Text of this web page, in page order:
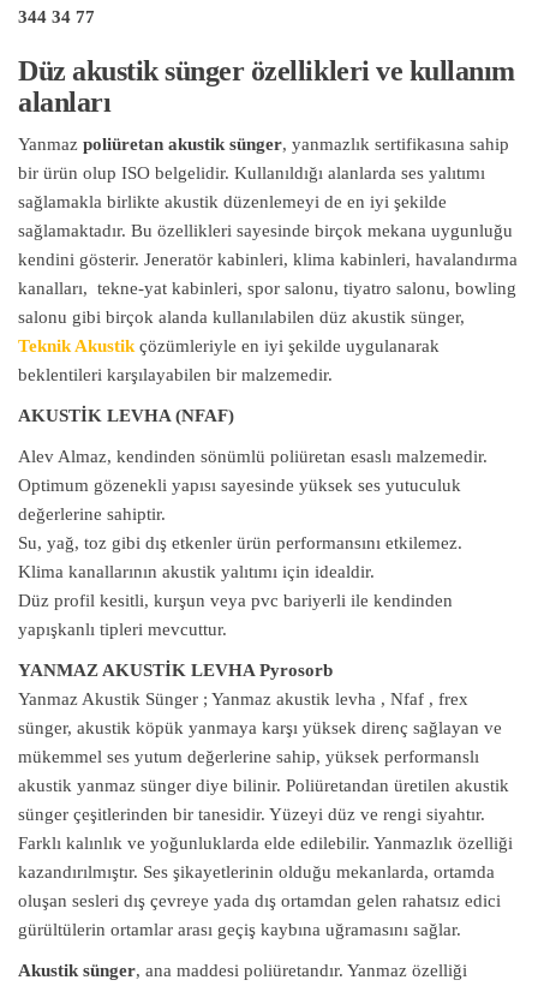
344 34 77
Düz akustik sünger özellikleri ve kullanım
alanları
Yanmaz poliüretan akustik sünger, yanmazlık sertifikasına sahip
bir ürün olup ISO belgelidir. Kullanıldığı alanlarda ses yalıtımı
sağlamakla birlikte akustik düzenlemeyi de en iyi şekilde
sağlamaktadır. Bu özellikleri sayesinde birçok mekana uygunluğu
kendini gösterir. Jeneratör kabinleri, klima kabinleri, havalandırma
kanalları, tekne-yat kabinleri, spor salonu, tiyatro salonu, bowling
salonu gibi birçok alanda kullanılabilen düz akustik sünger,
Teknik Akustik çözümleriyle en iyi şekilde uygulanarak
beklentileri karşılayabilen bir malzemedir.
AKUSTİK LEVHA (NFAF)
Alev Almaz, kendinden sönümlü poliüretan esaslı malzemedir.
Optimum gözenekli yapısı sayesinde yüksek ses yutuculuk
değerlerine sahiptir.
Su, yağ, toz gibi dış etkenler ürün performansını etkilemez.
Klima kanallarının akustik yalıtımı için idealdir.
Düz profil kesitli, kurşun veya pvc bariyerli ile kendinden
yapışkanlı tipleri mevcuttur.
YANMAZ AKUSTİK LEVHA Pyrosorb
Yanmaz Akustik Sünger ; Yanmaz akustik levha , Nfaf , frex
sünger, akustik köpük yanmaya karşı yüksek direnç sağlayan ve
mükemmel ses yutum değerlerine sahip, yüksek performanslı
akustik yanmaz sünger diye bilinir. Poliüretandan üretilen akustik
sünger çeşitlerinden bir tanesidir. Yüzeyi düz ve rengi siyahtır.
Farklı kalınlık ve yoğunluklarda elde edilebilir. Yanmazlık özelliği
kazandırılmıştır. Ses şikayetlerinin olduğu mekanlarda, ortamda
oluşan sesleri dış çevreye yada dış ortamdan gelen rahatsız edici
gürültülerin ortamlar arası geçiş kaybına uğramasını sağlar.
Akustik sünger, ana maddesi poliüretandır. Yanmaz özelliği